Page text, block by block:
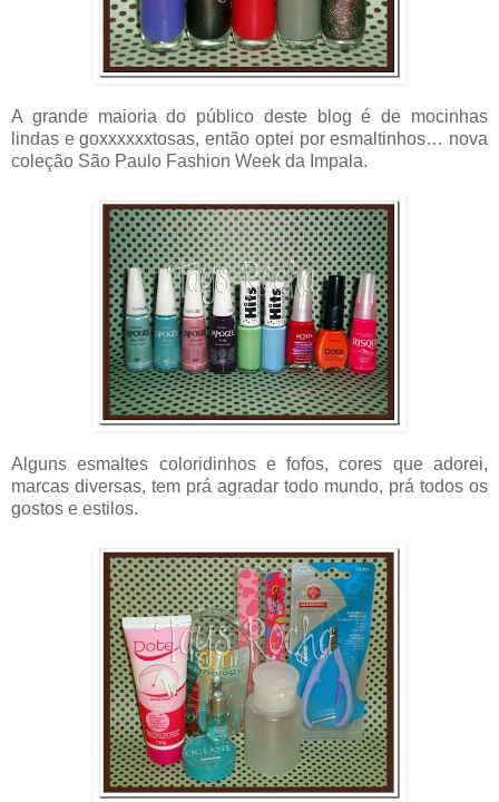
A grande maioria do público deste blog é de mocinhas
lindas e goxxxxxxtosas, então optei por esmaltinhos… nova
coleção São Paulo Fashion Week da Impala.
Alguns esmaltes coloridinhos e fofos, cores que adorei,
marcas diversas, tem prá agradar todo mundo, prá todos os
gostos e estilos.